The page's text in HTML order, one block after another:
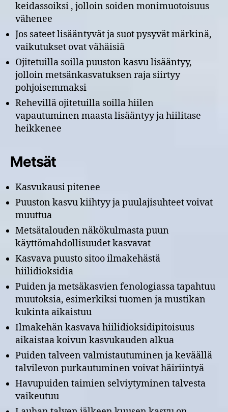
keidassoiksi , jolloin soiden monimuotoisuus
vähenee
Jos sateet lisääntyvät ja suot pysyvät märkinä,
vaikutukset ovat vähäisiä
Ojitetuilla soilla puuston kasvu lisääntyy,
jolloin metsänkasvatuksen raja siirtyy
pohjoisemmaksi
Rehevillä ojitetuilla soilla hiilen
vapautuminen maasta lisääntyy ja hiilitase
heikkenee
Metsät
Kasvukausi pitenee
Puuston kasvu kiihtyy ja puulajisuhteet voivat
muuttua
Metsätalouden näkökulmasta puun
käyttömahdollisuudet kasvavat
Kasvava puusto sitoo ilmakehästä
hiilidioksidia
Puiden ja metsäkasvien fenologiassa tapahtuu
muutoksia, esimerkiksi tuomen ja mustikan
kukinta aikaistuu
Ilmakehän kasvava hiilidioksidipitoisuus
aikaistaa koivun kasvukauden alkua
Puiden talveen valmistautuminen ja keväällä
talvilevon purkautuminen voivat häiriintyä
Havupuiden taimien selviytyminen talvesta
vaikeutuu